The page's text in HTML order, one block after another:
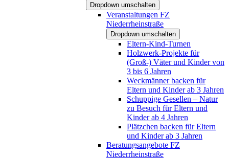
Dropdown umschalten
Veranstaltungen FZ
Niederrheinstraße
Dropdown umschalten
Eltern-Kind-Turnen
Holzwerk-Projekte für
(Groß-) Väter und Kinder von
3 bis 6 Jahren
Weckmänner backen für
Eltern und Kinder ab 3 Jahren
Schuppige Gesellen – Natur
zu Besuch für Eltern und
Kinder ab 4 Jahren
Plätzchen backen für Eltern
und Kinder ab 3 Jahren
Beratungsangebote FZ
Niederrheinstraße